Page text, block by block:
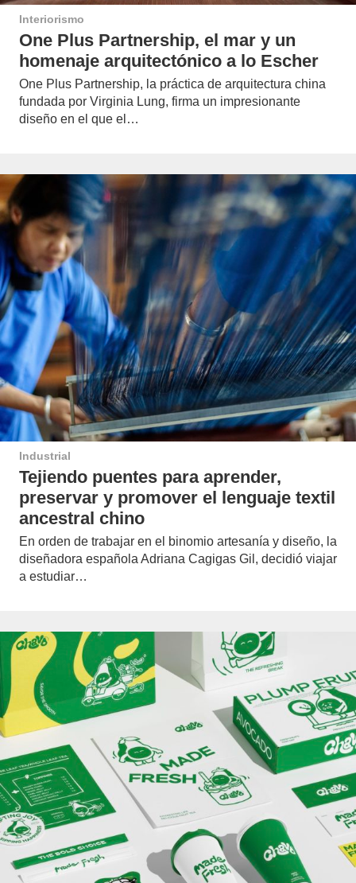
Interiorismo
One Plus Partnership, el mar y un
homenaje arquitectónico a lo Escher
One Plus Partnership, la práctica de arquitectura china
fundada por Virginia Lung, firma un impresionante
diseño en el que el…
Industrial
Tejiendo puentes para aprender,
preservar y promover el lenguaje textil
ancestral chino
En orden de trabajar en el binomio artesanía y diseño, la
diseñadora española Adriana Cagigas Gil, decidió viajar
a estudiar…